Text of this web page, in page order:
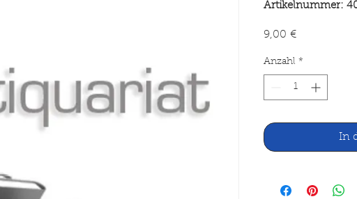
Artikelnummer:
9,00 €Preis
Anzahl *
In